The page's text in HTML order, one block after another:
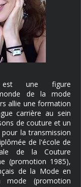
est une figure
de la mode
allie une formation
carrière au sein
de couture et un
la transmission
de l'école de
de la Couture
(promotion 1985),
de la Mode en
mode (promotion